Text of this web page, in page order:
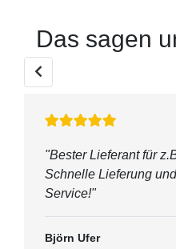
Das sagen
"Bester Lieferant für
Schnelle Lieferung
Service!"
Björn Ufer